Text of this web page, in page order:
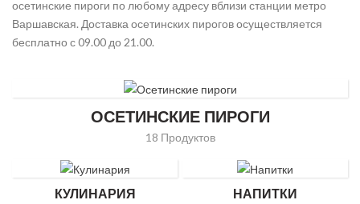
осетинские пироги по любому адресу вблизи станции метро
Варшавская. Доставка осетинских пирогов осуществляется
бесплатно с 09.00 до 21.00.
ОСЕТИНСКИЕ ПИРОГИ
18 Продуктов
КУЛИНАРИЯ НАПИТКИ